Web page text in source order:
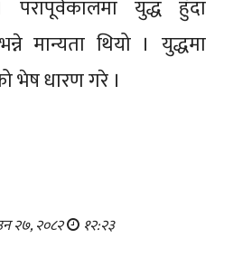
युद्ध हुँदा
मान्यता थियो । युद्धमा
भेष धारण गरे ।
२७, २०८२ १२:२३